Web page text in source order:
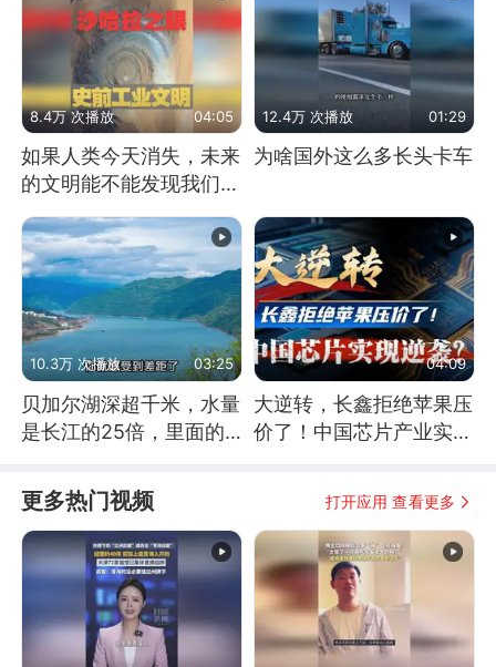
8.4万 次播放 04:05
如果人类今天消失，未来
的文明能不能发现我们存
12.4万 次播放 01:29
为啥国外这么多长头卡车
10.3万 次播放 03:25
贝加尔湖深超千米，水量
是长江的25倍，里面的
04:09
大逆转，长鑫拒绝苹果压
价了！中国芯片产业实现
更多热门视频 打开应用 查看更多